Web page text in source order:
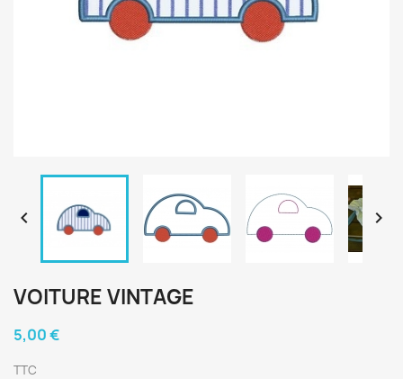
 
VOITURE VINTAGE
5,00 €
TTC